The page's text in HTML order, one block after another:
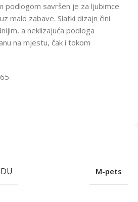
podlogom savršen je za ljubimce
malo zabave. Slatki dizajn čini
a neklizajuća podloga
na mjestu, čak i tokom
M-pets